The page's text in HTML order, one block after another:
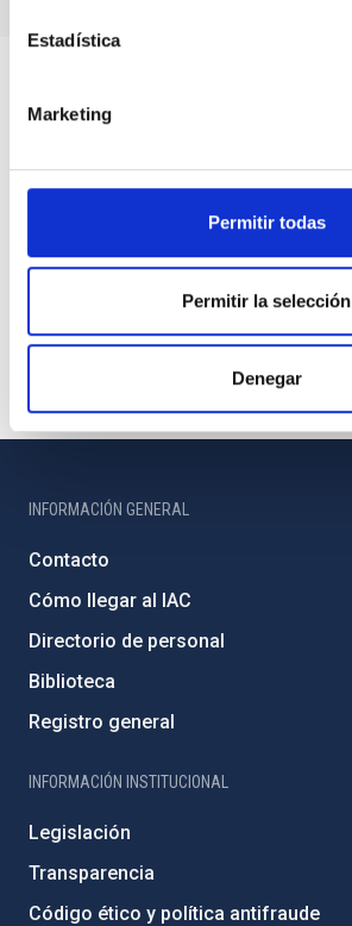
Estadística
Marketing
Permitir todas
Permitir la selección
Denegar
INFORMACIÓN GENERAL
Contacto
Cómo llegar al IAC
Directorio de personal
Biblioteca
Registro general
INFORMACIÓN INSTITUCIONAL
Legislación
Transparencia
Código ético y política antifraude